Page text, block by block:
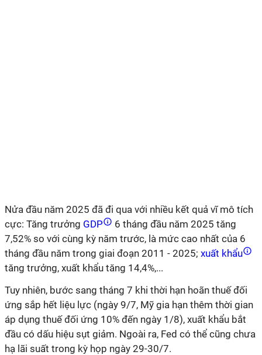
Nửa đầu năm 2025 đã đi qua với nhiều kết quả vĩ mô tích
cực: Tăng trưởng GDP
6 tháng đầu năm 2025 tăng
7,52% so với cùng kỳ năm trước, là mức cao nhất của 6
tháng đầu năm trong giai đoạn 2011 - 2025; xuất khẩu
tăng trưởng, xuất khẩu tăng 14,4%,...
Tuy nhiên, bước sang tháng 7 khi thời hạn hoãn thuế đối
ứng sắp hết liệu lực (ngày 9/7, Mỹ gia hạn thêm thời gian
áp dụng thuế đối ứng 10% đến ngày 1/8), xuất khẩu bắt
đầu có dấu hiệu sụt giảm. Ngoài ra, Fed có thể cũng chưa
hạ lãi suất trong kỳ họp ngày 29-30/7.